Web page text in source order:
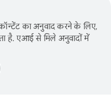
का अनुवाद करने के लिए,
है. एआई से मिले अनुवादों में